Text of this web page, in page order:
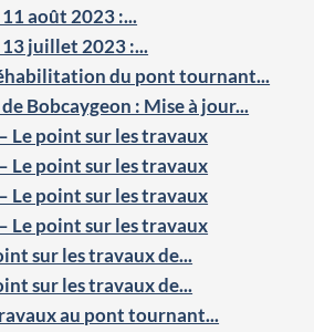
août 2023 :...
juillet 2023 :...
du pont tournant...
Bobcaygeon : Mise à jour...
Le point sur les travaux
Le point sur les travaux
Le point sur les travaux
Le point sur les travaux
sur les travaux de...
sur les travaux de...
au pont tournant...